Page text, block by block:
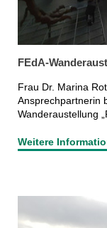
FEdA-
Frau Dr. Marina
Ansprechpartnerin
Wanderaustellung
Weitere